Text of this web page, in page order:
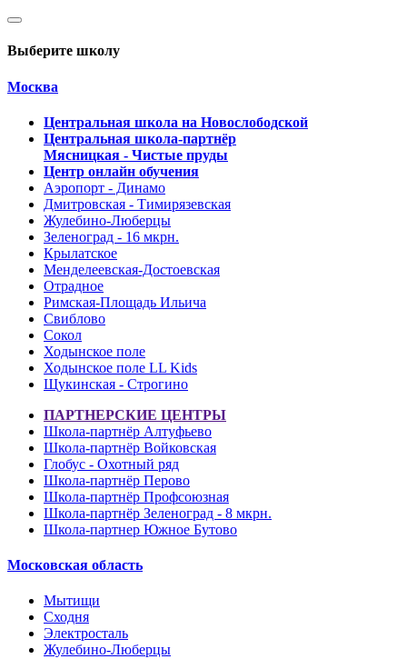
Выберите школу
Москва
Центральная школа на Новослободской
Центральная школа-партнёр
Мясницкая - Чистые пруды
Центр онлайн обучения
Аэропорт - Динамо
Дмитровская - Тимирязевская
Жулебино-Люберцы
Зеленоград - 16 мкрн.
Крылатское
Менделеевская-Достоевская
Отрадное
Римская-Площадь Ильича
Свиблово
Сокол
Ходынское поле
Ходынское поле LL Kids
Щукинская - Строгино
ПАРТНЕРСКИЕ ЦЕНТРЫ
Школа-партнёр Алтуфьево
Школа-партнёр Войковская
Глобус - Охотный ряд
Школа-партнёр Перово
Школа-партнёр Профсоюзная
Школа-партнёр Зеленоград - 8 мкрн.
Школа-партнер Южное Бутово
Московская область
Мытищи
Сходня
Электросталь
Жулебино-Люберцы